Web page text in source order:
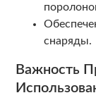
снаряды.
Важность